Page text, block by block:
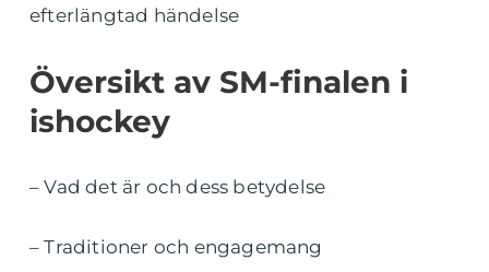
efterlängtad händelse
Översikt av SM-finalen i
ishockey
– Vad det är och dess betydelse
– Traditioner och engagemang